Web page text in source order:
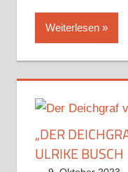
Weiterlesen
„DER
ULRIKE BUSCH